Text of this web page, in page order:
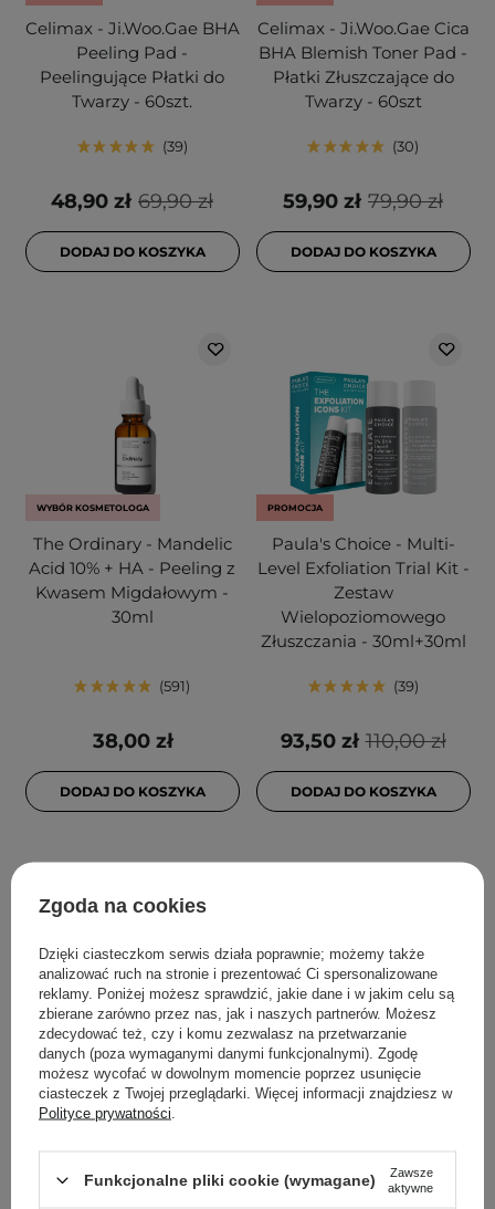
Celimax - Ji.Woo.Gae BHA
Peeling Pad -
Peelingujące Płatki do
Twarzy - 60szt.
39
69,90 zł
48,90 zł
DODAJ DO KOSZYKA
Celimax - Ji.Woo.Gae Cica
BHA Blemish Toner Pad -
Płatki Złuszczające do
Twarzy - 60szt
30
79,90 zł
59,90 zł
DODAJ DO KOSZYKA
WYBÓR KOSMETOLOGA
The Ordinary - Mandelic
Acid 10% + HA - Peeling z
Kwasem Migdałowym -
30ml
591
38,00 zł
DODAJ DO KOSZYKA
PROMOCJA
Paula's Choice - Multi-
Level Exfoliation Trial Kit -
Zestaw
Wielopoziomowego
Złuszczania - 30ml+30ml
39
110,00 zł
93,50 zł
DODAJ DO KOSZYKA
PROMOCJA
Anua - BHA 2% Gentle
Exfoliating Toner -
Twarzy z Kwasami - 150ml
PROMOCJA
VT Cosmetics - Reedle
Shot 300 - Mikroigłowy
Skóry - 50ml
Zgoda na cookies
Dzięki ciasteczkom serwis działa poprawnie; możemy także
analizować ruch na stronie i prezentować Ci spersonalizowane
reklamy. Poniżej możesz sprawdzić, jakie dane i w jakim celu są
zbierane zarówno przez nas, jak i naszych partnerów. Możesz
zdecydować też, czy i komu zezwalasz na przetwarzanie
danych (poza wymaganymi danymi funkcjonalnymi). Zgodę
możesz wycofać w dowolnym momencie poprzez usunięcie
ciasteczek z Twojej przeglądarki. Więcej informacji znajdziesz w
Polityce prywatności
Funkcjonalne pliki cookie (wymagane)
Zawsze
aktywne